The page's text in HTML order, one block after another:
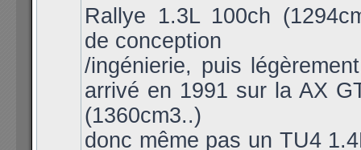
Rallye 1.3L 100ch
de conception
/ingénierie, puis
arrivé en 1991 sur la AX
(1360cm3..)
donc même pas un TU4